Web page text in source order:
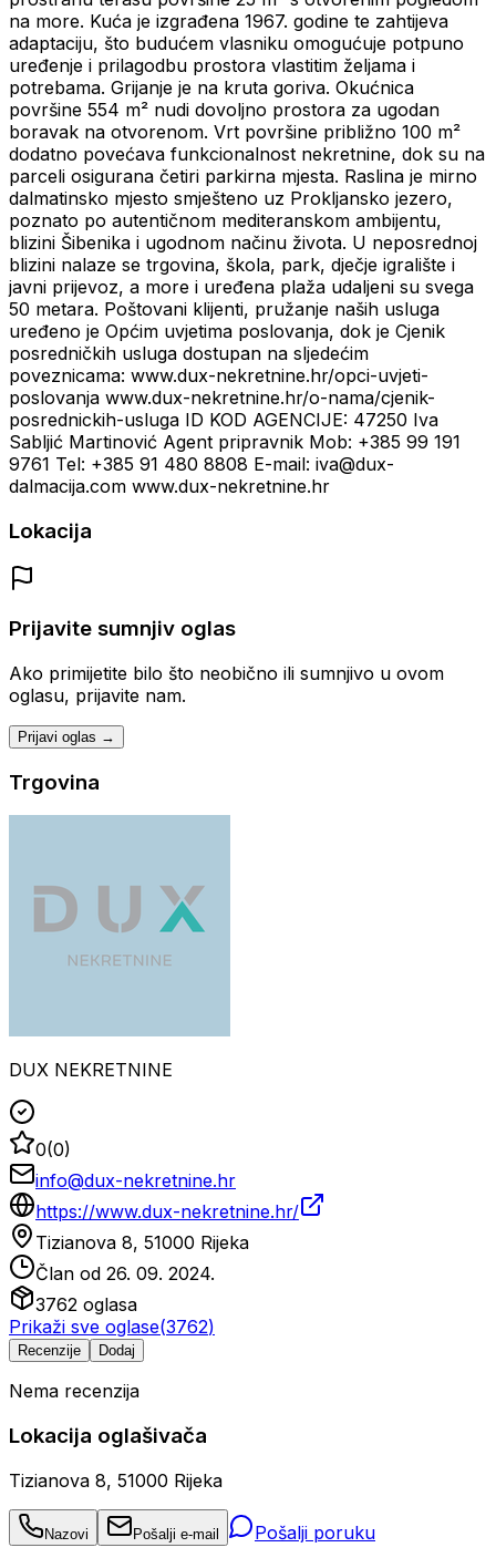
na more. Kuća je izgrađena 1967. godine te zahtijeva
adaptaciju, što budućem vlasniku omogućuje potpuno
uređenje i prilagodbu prostora vlastitim željama i
potrebama. Grijanje je na kruta goriva. Okućnica
površine 554 m² nudi dovoljno prostora za ugodan
boravak na otvorenom. Vrt površine približno 100 m²
dodatno povećava funkcionalnost nekretnine, dok su na
parceli osigurana četiri parkirna mjesta. Raslina je mirno
dalmatinsko mjesto smješteno uz Prokljansko jezero,
poznato po autentičnom mediteranskom ambijentu,
blizini Šibenika i ugodnom načinu života. U neposrednoj
blizini nalaze se trgovina, škola, park, dječje igralište i
javni prijevoz, a more i uređena plaža udaljeni su svega
50 metara. Poštovani klijenti, pružanje naših usluga
uređeno je Općim uvjetima poslovanja, dok je Cjenik
posredničkih usluga dostupan na sljedećim
poveznicama: www.dux-nekretnine.hr/opci-uvjeti-
poslovanja www.dux-nekretnine.hr/o-nama/cjenik-
posrednickih-usluga ID KOD AGENCIJE: 47250 Iva
Sabljić Martinović Agent pripravnik Mob: +385 99 191
9761 Tel: +385 91 480 8808 E-mail: iva@dux-
dalmacija.com www.dux-nekretnine.hr
Lokacija
Prijavite sumnjiv oglas
Ako primijetite bilo što neobično ili sumnjivo u ovom
oglasu, prijavite nam.
Prijavi oglas →
Trgovina
DUX NEKRETNINE
0(0)
info@dux-nekretnine.hr
https://www.dux-nekretnine.hr/
Tizianova 8, 51000 Rijeka
Član od 26. 09. 2024.
3762 oglasa
Prikaži sve oglase(3762)
Recenzije Dodaj
Nema recenzija
Lokacija oglašivača
Tizianova 8, 51000 Rijeka
Nazovi Pošalji e-mail Pošalji poruku